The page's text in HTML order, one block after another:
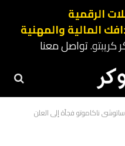
الرقمية
المالية والمهنية
تواصل معنا